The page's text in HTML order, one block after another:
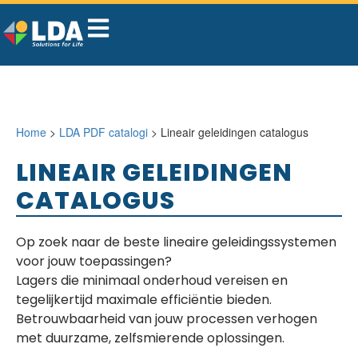
Home > LDA PDF catalogi > Lineair geleidingen catalogus
LINEAIR GELEIDINGEN
CATALOGUS
Op zoek naar de beste lineaire geleidingssystemen
voor jouw toepassingen?
Lagers die minimaal onderhoud vereisen en
tegelijkertijd maximale efficiëntie bieden.
Betrouwbaarheid van jouw processen verhogen
met duurzame, zelfsmierende oplossingen.